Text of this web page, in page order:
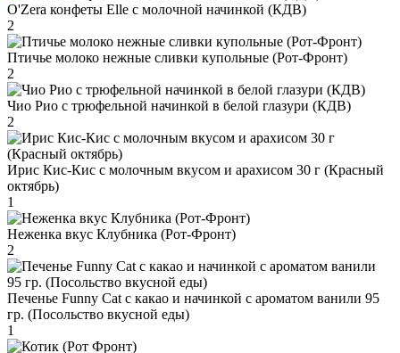
O'Zera конфеты Elle с молочной начинкой (КДВ)
2
Птичье молоко нежные сливки купольные (Рот-Фронт)
2
Чио Рио с трюфельной начинкой в белой глазури (КДВ)
2
Ирис Кис-Кис с молочным вкусом и арахисом 30 г (Красный
октябрь)
1
Неженка вкус Клубника (Рот-Фронт)
2
Печенье Funny Сat с какао и начинкой с ароматом ванили 95
гр. (Посольство вкусной еды)
1